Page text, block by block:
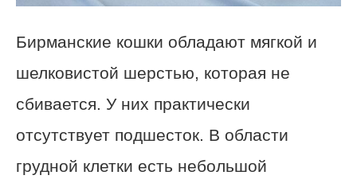
Бирманские кошки обладают мягкой и
шелковистой шерстью, которая не
сбивается. У них практически
отсутствует подшесток. В области
грудной клетки есть небольшой